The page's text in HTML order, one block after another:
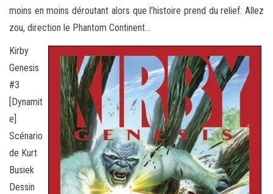
moins en moins déroutant alors que l’histoire prend du relief. Allez
zou, direction le Phantom Continent…
Kirby
Genesis
#3
[Dynamit
e]
Scénario
de Kurt
Busiek
Dessin